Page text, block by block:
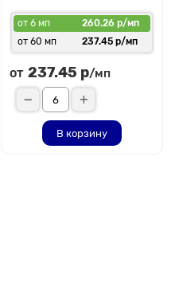
от 6 мп
260.26 р/мп
от 60 мп
237.45 р/мп
от 237.45 р/мп
В корзину